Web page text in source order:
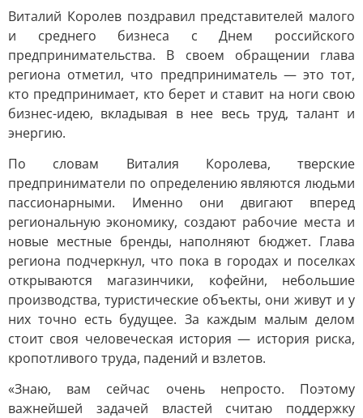
Виталий Королев поздравил представителей малого
и среднего бизнеса с Днем российского
предпринимательства. В своем обращении глава
региона отметил, что предприниматель — это тот,
кто предпринимает, кто берет и ставит на ноги свою
бизнес-идею, вкладывая в нее весь труд, талант и
энергию.
По словам Виталия Королева, тверские
предприниматели по определению являются людьми
пассионарными. Именно они двигают вперед
региональную экономику, создают рабочие места и
новые местные бренды, наполняют бюджет. Глава
региона подчеркнул, что пока в городах и поселках
открываются магазинчики, кофейни, небольшие
производства, туристические объекты, они живут и у
них точно есть будущее. За каждым малым делом
стоит своя человеческая история — история риска,
кропотливого труда, падений и взлетов.
«Знаю, вам сейчас очень непросто. Поэтому
важнейшей задачей властей считаю поддержку